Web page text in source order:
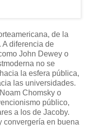
de la
diferencia de
John Dewey o
no se
la esfera pública,
las universidades.
Chomsky o
público,
a los de Jacoby.
convergería en buena